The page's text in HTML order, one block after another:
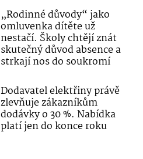
„Rodinné důvody“ jako
omluvenka dítěte už
nestačí. Školy chtějí znát
skutečný důvod absence a
strkají nos do soukromí
Dodavatel elektřiny právě
zlevňuje zákazníkům
dodávky o 30 %. Nabídka
platí jen do konce roku